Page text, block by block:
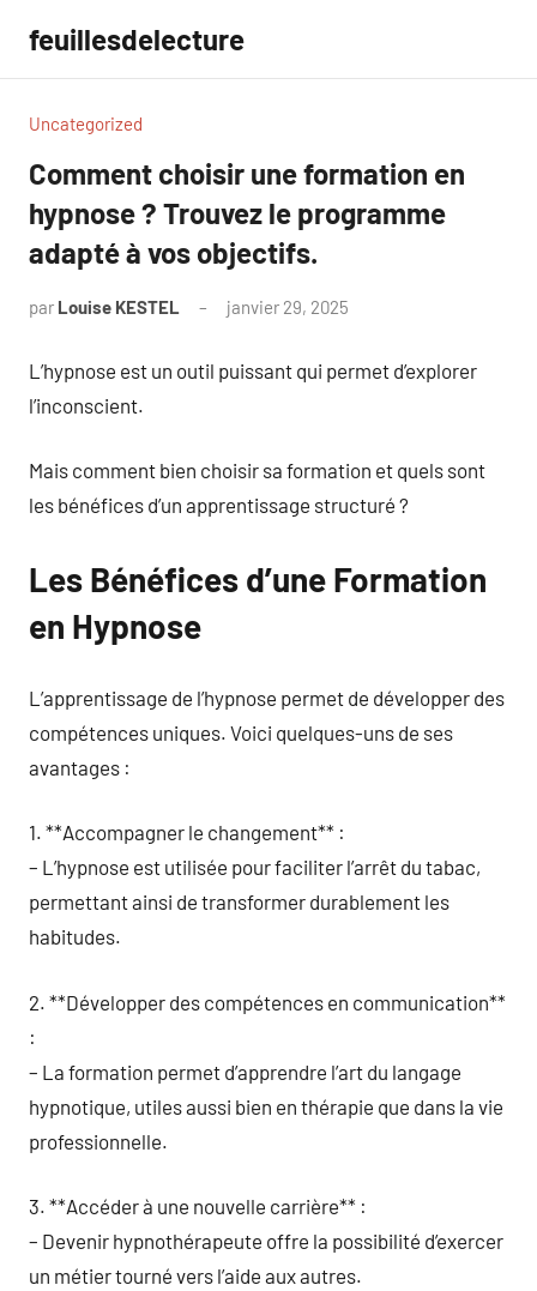
contenu
feuillesdelecture
Uncategorized
Comment choisir une formation en
hypnose ? Trouvez le programme
adapté à vos objectifs.
par Louise KESTEL janvier 29, 2025
L’hypnose est un outil puissant qui permet d’explorer
l’inconscient.
Mais comment bien choisir sa formation et quels sont
les bénéfices d’un apprentissage structuré ?
Les Bénéfices d’une Formation
en Hypnose
L’apprentissage de l’hypnose permet de développer des
compétences uniques. Voici quelques-uns de ses
avantages :
1. **Accompagner le changement** :
– L’hypnose est utilisée pour faciliter l’arrêt du tabac,
permettant ainsi de transformer durablement les
habitudes.
2. **Développer des compétences en communication**
:
– La formation permet d’apprendre l’art du langage
hypnotique, utiles aussi bien en thérapie que dans la vie
professionnelle.
3. **Accéder à une nouvelle carrière** :
– Devenir hypnothérapeute offre la possibilité d’exercer
un métier tourné vers l’aide aux autres.